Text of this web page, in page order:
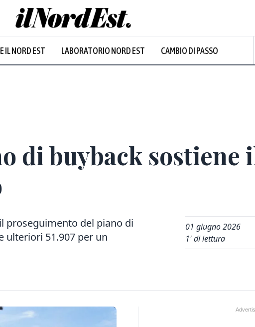
IL NORD EST LABORATORIO NORD EST CAMBIO DI PASSO
Sereno
di buyback sostiene
proseguimento del piano di
ulteriori 51.907 per un
01 giugno 2026
1' di lettura